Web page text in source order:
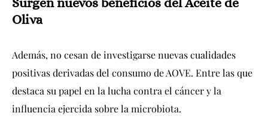
Oliva
Además, no cesan de investigarse nuevas cualidades
positivas derivadas del consumo de AOVE. Entre las que
destaca su papel en la lucha contra el cáncer y la
influencia ejercida sobre la microbiota.